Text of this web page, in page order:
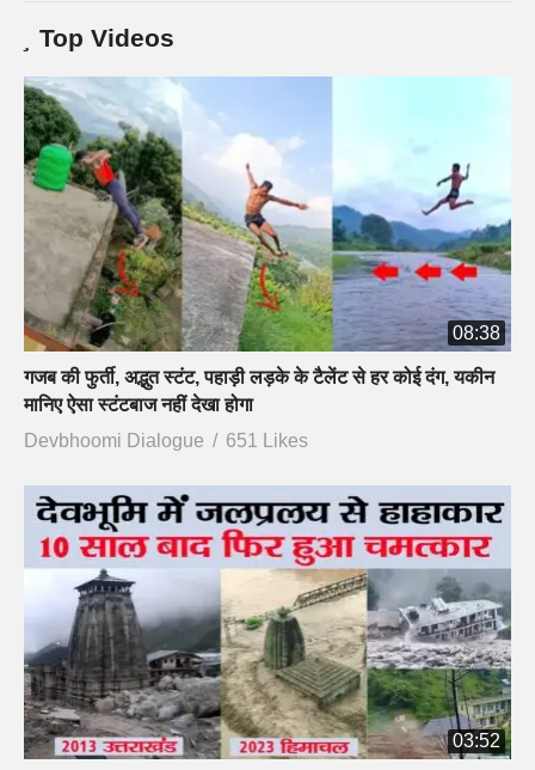
Top Videos
08:38
गजब की फुर्ती, अद्भुत स्टंट, पहाड़ी लड़के के टैलेंट से हर कोई दंग, यकीन
मानिए ऐसा स्टंटबाज नहीं देखा होगा
Devbhoomi Dialogue
651 Likes
03:52